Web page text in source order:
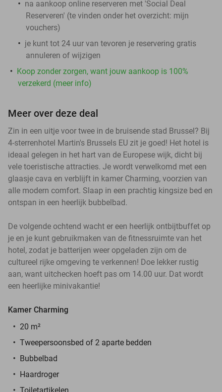
na aankoop online reserveren met 'Social Deal
Reserveren' (te vinden onder het overzicht: mijn
vouchers)
je kunt tot 24 uur van tevoren je reservering gratis
annuleren of wijzigen
Koop zonder zorgen, want jouw aankoop is 100%
verzekerd (meer info)
Meer over deze deal
Zin in een uitje voor twee in de bruisende stad Brussel? Bij
4-sterrenhotel Martin's Brussels EU zit je goed! Het hotel is
ideaal gelegen in het hart van de Europese wijk, dicht bij
vele toeristische attracties. Je wordt verwelkomd met een
glaasje cava en verblijft in kamer Charming, voorzien van
alle modern comfort. Slaap in een prachtig kingsize bed en
ontspan in een heerlijk bubbelbad.
De volgende ochtend wacht er een heerlijk ontbijtbuffet op
je en je kunt gebruikmaken van de fitnessruimte van het
hotel, zodat je batterijen weer opgeladen zijn om de
cultureel rijke omgeving te verkennen! Doe lekker rustig
aan, want uitchecken hoeft pas om 14.00 uur. Dat wordt
een heerlijke minivakantie!
Kamer Charming
20 m²
Tweepersoonsbed of 2 aparte bedden
Bubbelbad
Haardroger